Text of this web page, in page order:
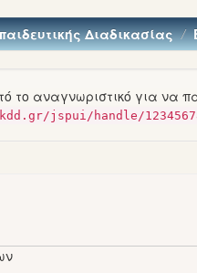
Διαδικασίας
το αναγνωριστικό για να
jspui/handle/